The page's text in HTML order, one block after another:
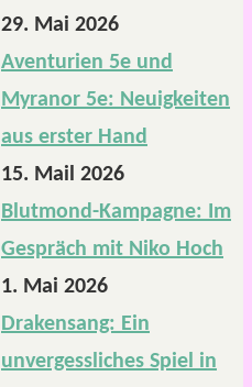
29. Mai 2026
Aventurien 5e und
Myranor 5e: Neuigkeiten
aus erster Hand
15. Mail 2026
Blutmond-Kampagne: Im
Gespräch mit Niko Hoch
1. Mai 2026
Drakensang: Ein
unvergessliches Spiel in